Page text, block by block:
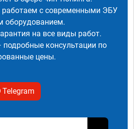
работаем с современными ЭБУ
оборудованием.
на все виды работ.
консультации по
цены.
Telegram